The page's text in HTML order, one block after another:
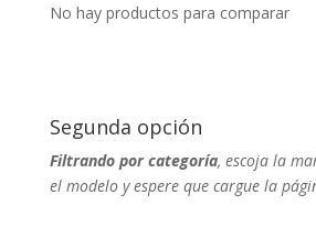
No hay productos para comparar
Segunda opción
Filtrando por categoría, escoja la
el modelo y espere que cargue la